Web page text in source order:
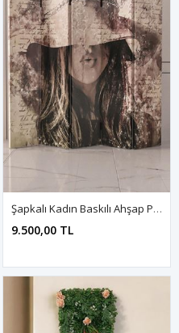
Şapkalı Kadın Baskılı Ahşap Paravan | 5 Kanat Katlanabilir Oda Bölme
9.500,00 TL